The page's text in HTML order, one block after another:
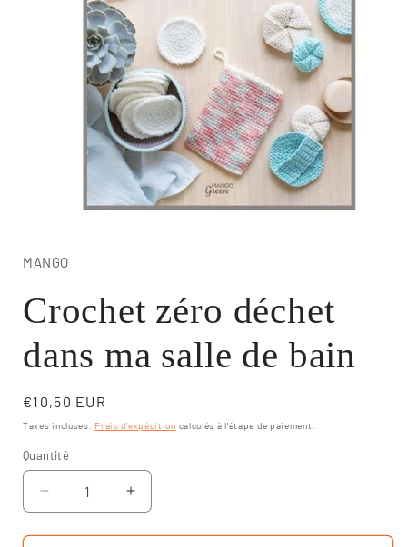
1
fenêtre
modale
MANGO
Crochet zéro déchet
dans ma salle de bain
Prix
habituel
€10,50 EUR
Taxes incluses. Frais d'expédition calculés à l'étape de paiement.
Quantité
Réduire
la
quantité
Augmenter
la
quantité